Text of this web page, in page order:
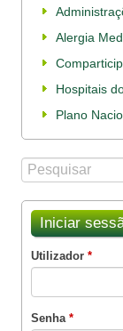
Alergia
Hospitais
Plano
Formulário
Procurar
Iniciar
Utilizador *
Senha *